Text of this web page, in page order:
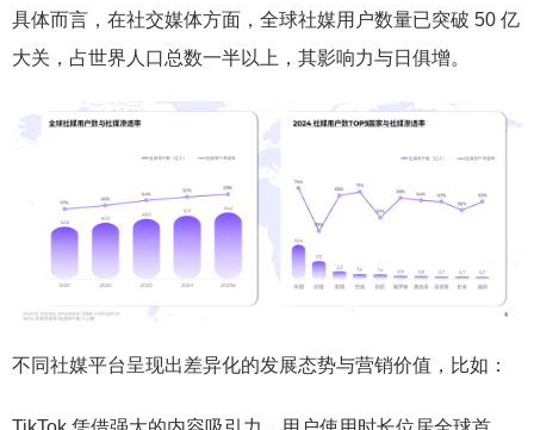
具体而言，在社交媒体方面，全球社媒用户数量已突破 50 亿
大关，占世界人口总数一半以上，其影响力与日俱增。
不同社媒平台呈现出差异化的发展态势与营销价值，比如：